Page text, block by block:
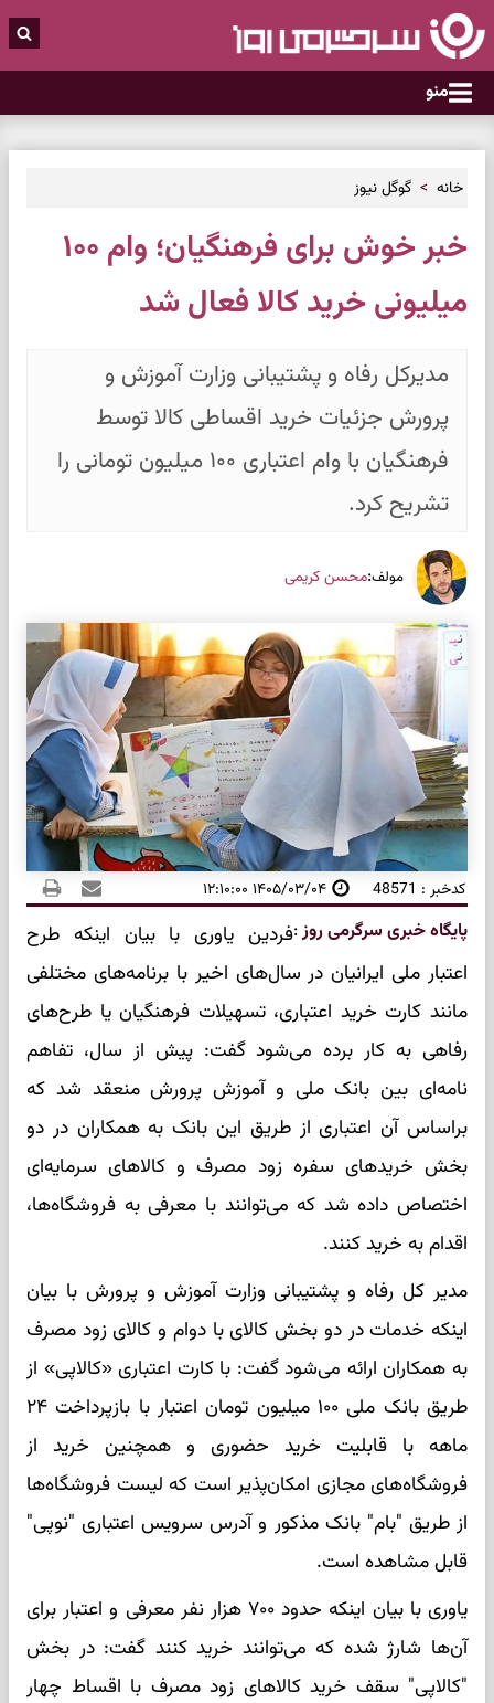
منو
خانه گوگل نیوز
خبر خوش برای فرهنگیان؛ وام ۱۰۰
میلیونی خرید کالا فعال شد
مدیرکل رفاه و پشتیبانی وزارت آموزش و
پرورش جزئیات خرید اقساطی کالا توسط
فرهنگیان با وام اعتباری ۱۰۰ میلیون تومانی را
تشریح کرد.
مولف:محسن کریمی
کدخبر : 48571 ۱۴۰۵/۰۳/۰۴ ۱۲:۱۰:۰۰
پایگاه خبری سرگرمی روز:فردین یاوری با بیان اینکه طرح
اعتبار ملی ایرانیان در سال‌های اخیر با برنامه‌های مختلفی
مانند کارت خرید اعتباری، تسهیلات فرهنگیان یا طرح‌های
رفاهی به کار برده می‌شود گفت: پیش از سال، تفاهم
نامه‌ای بین بانک ملی و آموزش پرورش منعقد شد که
براساس آن اعتباری از طریق این بانک به همکاران در دو
بخش خریدهای سفره زود مصرف و کالاهای سرمایه‌ای
اختصاص داده شد که می‌توانند با معرفی به فروشگاه‌ها،
اقدام به خرید کنند.
مدیر کل رفاه و پشتیبانی وزارت آموزش و پرورش با بیان
اینکه خدمات در دو بخش کالای با دوام و کالای زود مصرف
به همکاران ارائه می‌شود گفت: با کارت اعتباری «کالاپی» از
طریق بانک ملی ۱۰۰ میلیون تومان اعتبار با بازپرداخت ۲۴
ماهه با قابلیت خرید حضوری و همچنین خرید از
فروشگاه‌های مجازی امکان‌پذیر است که لیست فروشگاه‌ها
از طریق "بام" بانک مذکور و آدرس سرویس اعتباری "نوپی"
قابل مشاهده است.
یاوری با بیان اینکه حدود ۷۰۰ هزار نفر معرفی و اعتبار برای
آن‌ها شارژ شده که می‌توانند خرید کنند گفت: در بخش
"کالاپی" سقف خرید کالاهای زود مصرف با اقساط چهار